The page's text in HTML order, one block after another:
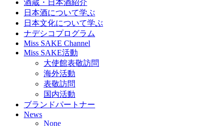
酒蔵・日本酒紹介
日本酒について学ぶ
日本文化について学ぶ
ナデシコプログラム
Miss SAKE Channel
Miss SAKE活動
大使館表敬訪問
海外活動
表敬訪問
国内活動
ブランドパートナー
News
None